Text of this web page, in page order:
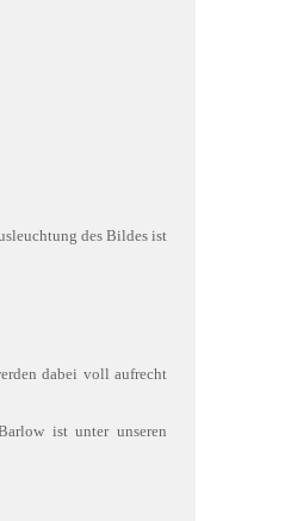
des Bildes ist
dabei voll aufrecht
ist unter unseren